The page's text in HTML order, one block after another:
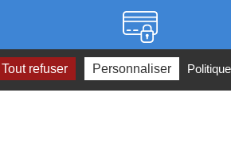
Paiement sécurisé
Tout refuser Personnaliser